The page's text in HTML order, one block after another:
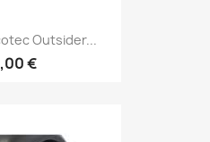
Outsider...
€